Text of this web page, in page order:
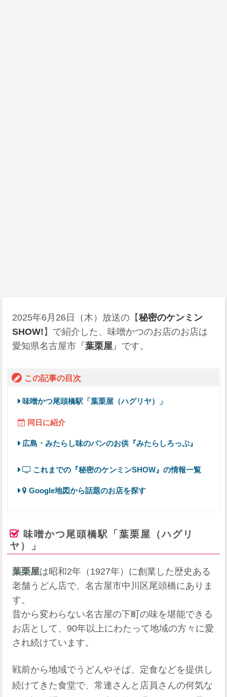
2025年6月26日 （木）放送の【秘密のケンミン
SHOW! 】で紹介した、味噌かつのお店のお店は
愛知県名古屋市『葉栗屋』です。
この記事の目次
味噌かつ尾頭橋駅「葉栗屋（ハグリヤ）」
同日に紹介
広島・みたらし味のパンのお供『みたらしろっぷ』
これまでの『秘密のケンミンSHOW』の情報一覧
Google地図から話題のお店を探す
味噌かつ尾頭橋駅「葉栗屋（ハグリ
ヤ）」
葉栗屋は昭和2年（1927年）に創業した歴史ある
老舗うどん店で、名古屋市中川区尾頭橋にありま
す。
昔から変わらない名古屋の下町の味を堪能できる
お店として、90年以上にわたって地域の方々に愛
され続けています。
戦前から地域でうどんやそば、定食などを提供し
続けてきた食堂で、常連さんと店員さんの何気な